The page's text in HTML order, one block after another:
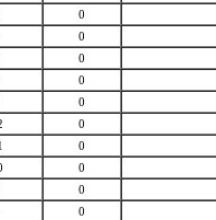
0
0
0
0
0
0
0
0
0
0